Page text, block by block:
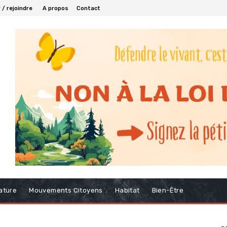
/ rejoindre A propos Contact
Mouvements Citoyens Habitat Bien-Être